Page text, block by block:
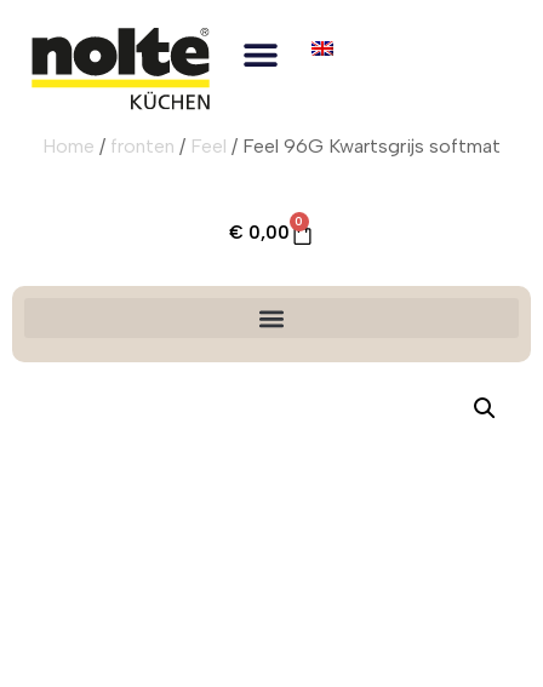
Home / fronten / Feel / Feel 96G Kwartsgrijs softmat
€ 0,00
0